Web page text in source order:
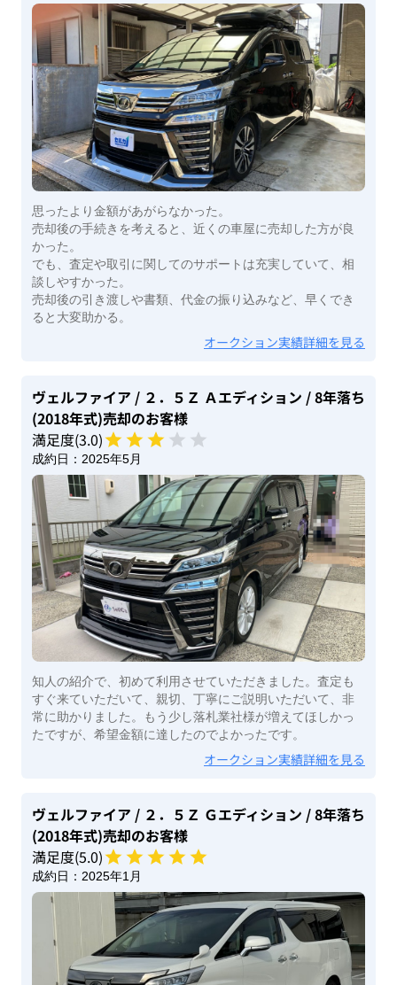
思ったより金額があがらなかった。
売却後の手続きを考えると、近くの車屋に売却した方が良
かった。
でも、査定や取引に関してのサポートは充実していて、相
談しやすかった。
売却後の引き渡しや書類、代金の振り込みなど、早くでき
ると大変助かる。
オークション実績詳細を見る
ヴェルファイア / ２．５Ｚ Ａエディション / 8年落ち
(2018年式)売却のお客様
満足度(3.0)
成約日： 2025年5月
知人の紹介で、初めて利用させていただきました。査定も
すぐ来ていただいて、親切、丁寧にご説明いただいて、非
常に助かりました。もう少し落札業社様が増えてほしかっ
たですが、希望金額に達したのでよかったです。
オークション実績詳細を見る
ヴェルファイア / ２．５Ｚ Ｇエディション / 8年落ち
(2018年式)売却のお客様
満足度(5.0)
成約日： 2025年1月